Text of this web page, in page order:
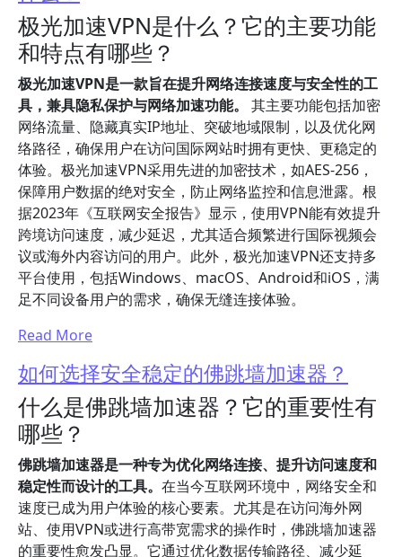
极光加速VPN是什么？它的主要功能
和特点有哪些？
极光加速VPN是一款旨在提升网络连接速度与安全性的工
具，兼具隐私保护与网络加速功能。
其主要功能包括加密
网络流量、隐藏真实IP地址、突破地域限制，以及优化网
络路径，确保用户在访问国际网站时拥有更快、更稳定的
体验。极光加速VPN采用先进的加密技术，如AES-256，
保障用户数据的绝对安全，防止网络监控和信息泄露。根
据2023年《互联网安全报告》显示，使用VPN能有效提升
跨境访问速度，减少延迟，尤其适合频繁进行国际视频会
议或海外内容访问的用户。此外，极光加速VPN还支持多
平台使用，包括Windows、macOS、Android和iOS，满
足不同设备用户的需求，确保无缝连接体验。
Read More
如何选择安全稳定的佛跳墙加速器？
什么是佛跳墙加速器？它的重要性有
哪些？
佛跳墙加速器是一种专为优化网络连接、提升访问速度和
稳定性而设计的工具。 在当今互联网环境中，网络安全和
速度已成为用户体验的核心要素。尤其是在访问海外网
站、使用VPN或进行高带宽需求的操作时，佛跳墙加速器
的重要性愈发凸显。它通过优化数据传输路径、减少延